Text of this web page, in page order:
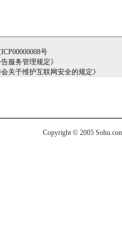
号
服务管理规定》
关于维护互联网安全的规定》
Copyright © 2005